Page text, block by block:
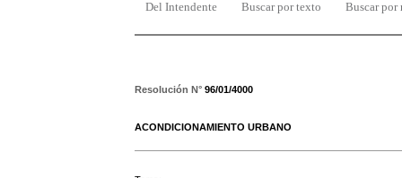
Del Intendente Buscar por texto Buscar por
Resolución N° 96/01/4000
ACONDICIONAMIENTO URBANO